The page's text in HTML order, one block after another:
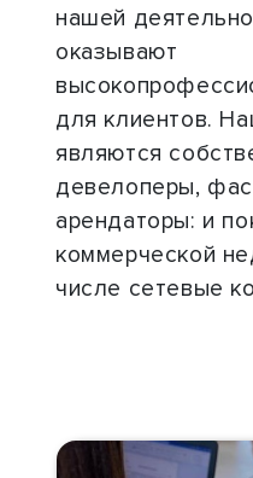
нашей
оказывают
для клиентов.
являются
девелоперы,
арендаторы: и
коммерческой
числе сетевые